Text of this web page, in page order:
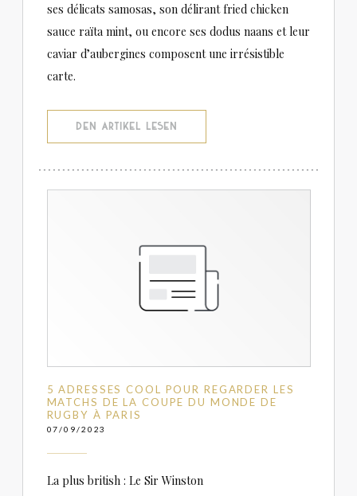
ses délicats samosas, son délirant fried chicken
sauce raïta mint, ou encore ses dodus naans et leur
caviar d’aubergines composent une irrésistible
carte.
DEN ARTIKEL LESEN
5 ADRESSES COOL POUR REGARDER LES
MATCHS DE LA COUPE DU MONDE DE
RUGBY À PARIS
07/09/2023
La plus british : Le Sir Winston